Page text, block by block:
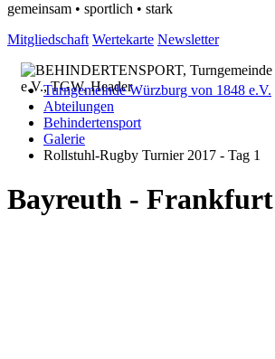
gemeinsam • sportlich • stark
Mitgliedschaft Wertekarte Newsletter
Turngemeinde Würzburg von 1848 e.V.
Abteilungen
Behindertensport
Galerie
Rollstuhl-Rugby Turnier 2017 - Tag 1
Bayreuth - Frankfurt